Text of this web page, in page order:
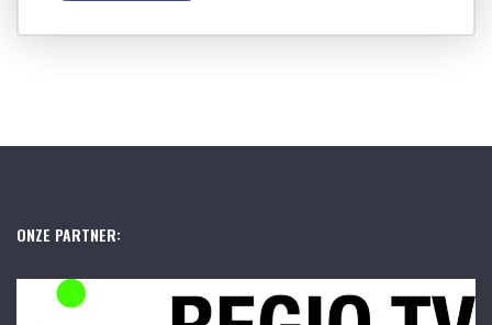
ONZE PARTNER: